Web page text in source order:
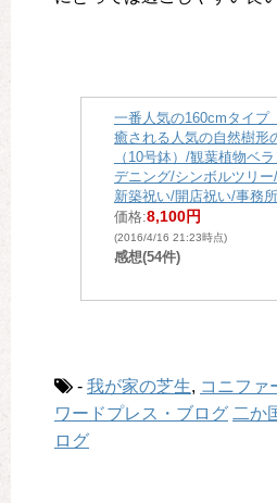
一番人気の160cmタイ
癒される人気の自然樹形
（10号鉢）/観葉植物ベ
デニング/シンボルツリ
新築祝い/開店祝い/事務
価格:8,100円
(2016/4/16 21:23時点)
感想(54件)
- 我が家の芝生, コニファ
ワードプレス・ブログ 二か
ログ